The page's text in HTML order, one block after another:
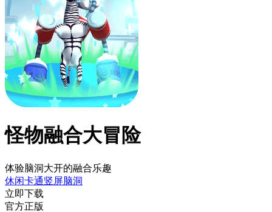
怪物融合大冒险
体验脑洞大开的融合乐趣
休闲卡通竖屏脑洞
立即下载
官方正版